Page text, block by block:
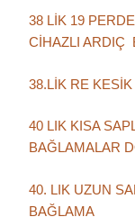
38 LİK 19
CİHAZLI ARDIÇ
38.LİK RE
40 LIK KISA
BAĞLAMALAR
40. LIK UZUN
BAĞLAMA